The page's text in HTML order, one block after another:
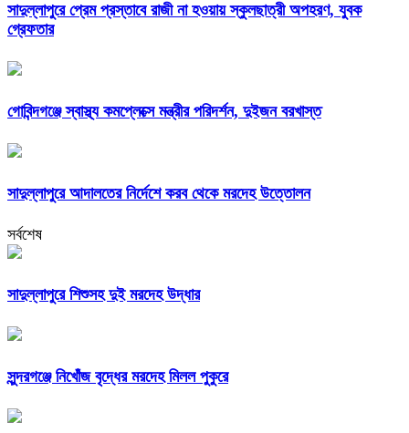
সাদুল্লাপুরে প্রেম প্রস্তাবে রাজী না হওয়ায় স্কুলছাত্রী অপহরণ, যুবক
গ্রেফতার
গোবিন্দগঞ্জে স্বাস্থ্য কমপ্লেক্সে মন্ত্রীর পরিদর্শন, দুইজন বরখাস্ত
সাদুল্লাপুরে আদালতের নির্দেশে করব থেকে মরদেহ উত্তোলন
সর্বশেষ
সাদুল্লাপুরে শিশুসহ দুই মরদেহ উদ্ধার
সুন্দরগঞ্জে নিখোঁজ বৃদ্ধের মরদেহ মিলল পুকুরে